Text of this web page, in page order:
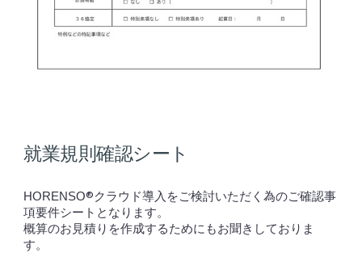
就業規則確認シート
HORENSO®クラウド導入をご検討いただく為のご確認事
項要件シートとなります。
概算のお見積りを作成するためにもお聞きしておりま
す。